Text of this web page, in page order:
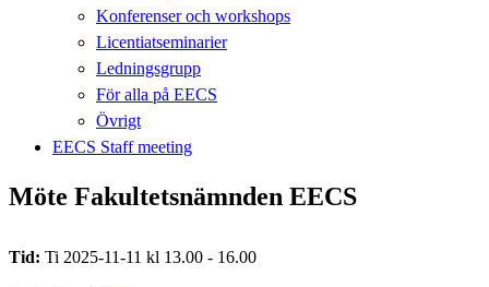
Konferenser och workshops
Licentiatseminarier
Ledningsgrupp
För alla på EECS
Övrigt
EECS Staff meeting
Möte Fakultetsnämnden EECS
Tid: Ti 2025-11-11 kl 13.00 - 16.00